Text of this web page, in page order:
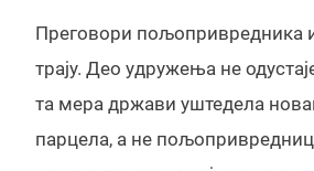
Преговори пољопривредника
трају. Део удружења не
та мера држави уштедела
парцела, а не